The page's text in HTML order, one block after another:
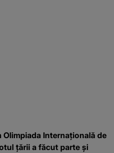
Olimpiada Internațională de
țării a făcut parte și